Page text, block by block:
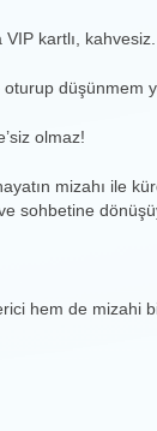
kartlı, kahvesiz.
düşünmem
olmaz!
mizahı ile
sohbetine
hem de mizahi